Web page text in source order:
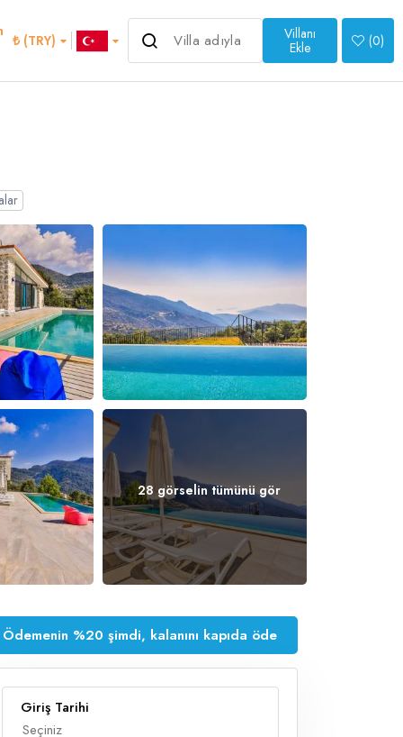
₺ (TRY)
Villanı
Ekle
(0)
28 görselin tümünü gör
Ödemenin %20 şimdi, kalanını kapıda öde
Giriş Tarihi
Italian